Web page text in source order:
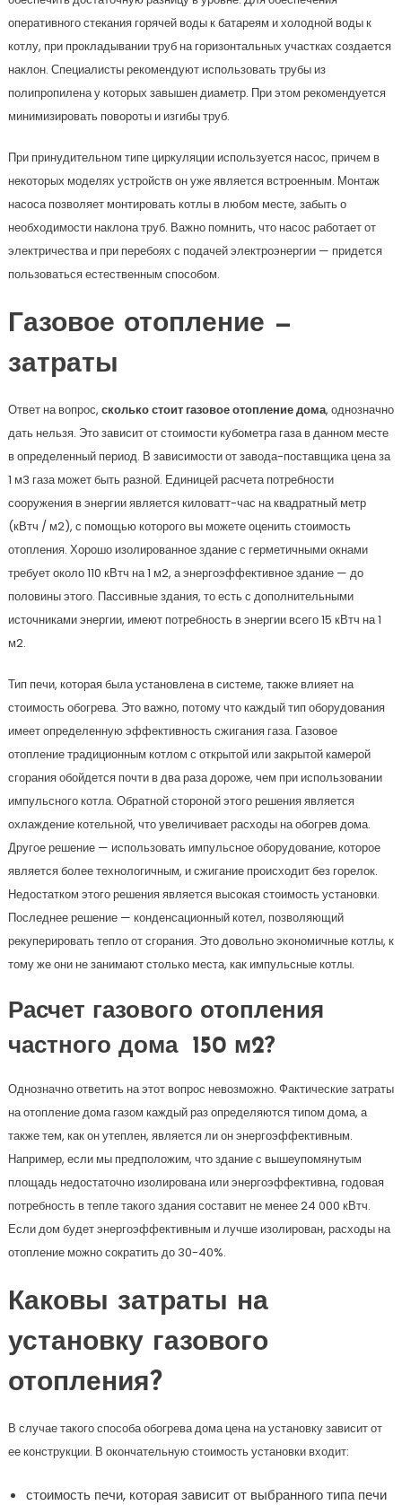
оперативного стекания горячей воды к батареям и холодной воды к
котлу, при прокладывании труб на горизонтальных участках создается
наклон. Специалисты рекомендуют использовать трубы из
полипропилена у которых завышен диаметр. При этом рекомендуется
минимизировать повороты и изгибы труб.
При принудительном типе циркуляции используется насос, причем в
некоторых моделях устройств он уже является встроенным. Монтаж
насоса позволяет монтировать котлы в любом месте, забыть о
необходимости наклона труб. Важно помнить, что насос работает от
электричества и при перебоях с подачей электроэнергии — придется
пользоваться естественным способом.
Газовое отопление —
затраты
Ответ на вопрос, сколько стоит газовое отопление дома, однозначно
дать нельзя. Это зависит от стоимости кубометра газа в данном месте
в определенный период. В зависимости от завода-поставщика цена за
1 м3 газа может быть разной. Единицей расчета потребности
сооружения в энергии является киловатт-час на квадратный метр
(кВтч / м2), с помощью которого вы можете оценить стоимость
отопления. Хорошо изолированное здание с герметичными окнами
требует около 110 кВтч на 1 м2, а энергоэффективное здание — до
половины этого. Пассивные здания, то есть с дополнительными
источниками энергии, имеют потребность в энергии всего 15 кВтч на 1
м2.
Тип печи, которая была установлена ​​в системе, также влияет на
стоимость обогрева. Это важно, потому что каждый тип оборудования
имеет определенную эффективность сжигания газа. Газовое
отопление традиционным котлом с открытой или закрытой камерой
сгорания обойдется почти в два раза дороже, чем при использовании
импульсного котла. Обратной стороной этого решения является
охлаждение котельной, что увеличивает расходы на обогрев дома.
Другое решение — использовать импульсное оборудование, которое
является более технологичным, и сжигание происходит без горелок.
Недостатком этого решения является высокая стоимость установки.
Последнее решение — конденсационный котел, позволяющий
рекуперировать тепло от сгорания. Это довольно экономичные котлы, к
тому же они не занимают столько места, как импульсные котлы.
Расчет газового отопления
частного дома 150 м2?
Однозначно ответить на этот вопрос невозможно. Фактические затраты
на отопление дома газом каждый раз определяются типом дома, а
также тем, как он утеплен, является ли он энергоэффективным.
Например, если мы предположим, что здание с вышеупомянутым
площадь недостаточно изолирована или энергоэффективна, годовая
потребность в тепле такого здания составит не менее 24 000 кВтч.
Если дом будет энергоэффективным и лучше изолирован, расходы на
отопление можно сократить до 30-40%.
Каковы затраты на
установку газового
отопления?
В случае такого способа обогрева дома цена на установку зависит от
ее конструкции. В окончательную стоимость установки входит:
стоимость печи, которая зависит от выбранного типа печи